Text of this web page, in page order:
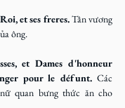
et ses freres. Tân vương
ông.
et Dames d'honneur
pour le défunt. Các
quan bưng thức ăn cho